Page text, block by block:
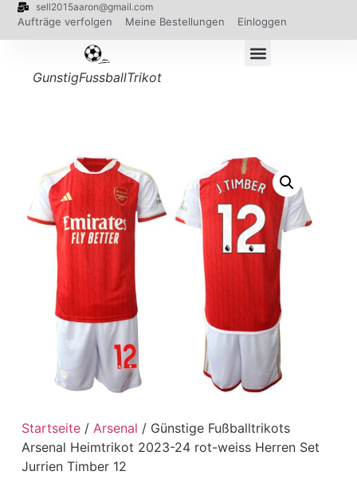
sell2015aaron@gmail.com
Aufträge verfolgen Meine Bestellungen Einloggen
GunstigFussballTrikot
Startseite/ Arsenal / Günstige Fußballtrikots
Arsenal Heimtrikot 2023-24 rot-weiss Herren Set
Jurrien Timber 12